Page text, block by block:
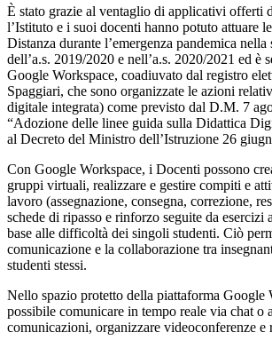
È stato grazie al ventaglio di applicativi offerti
l’Istituto e i suoi docenti hanno potuto attuare
Distanza durante l’emergenza pandemica nella
dell’a.s. 2019/2020 e nell’a.s. 2020/2021 ed è
Google Workspace, coadiuvato dal registro
Spaggiari, che sono organizzate le azioni
digitale integrata) come previsto dal D.M. 7
“Adozione delle linee guida sulla Didattica
al Decreto del Ministro dell’Istruzione 26
Con Google Workspace, i Docenti possono
gruppi virtuali, realizzare e gestire compiti e
lavoro (assegnazione, consegna, correzione,
schede di ripasso e rinforzo seguite da esercizi
base alle difficoltà dei singoli studenti. Ciò
comunicazione e la collaborazione tra
studenti stessi.
Nello spazio protetto della piattaforma Google
possibile comunicare in tempo reale via chat o
comunicazioni, organizzare videoconferenze e